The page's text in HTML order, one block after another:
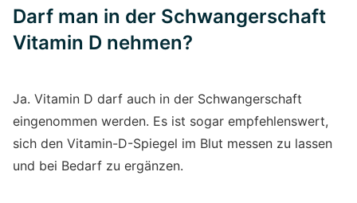
Darf man in der Schwangerschaft
Vitamin D nehmen?
Ja. Vitamin D darf auch in der Schwangerschaft
eingenommen werden. Es ist sogar empfehlenswert,
sich den Vitamin-D-Spiegel im Blut messen zu lassen
und bei Bedarf zu ergänzen.